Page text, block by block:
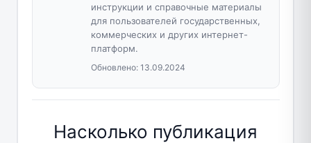
инструкции и справочные материалы
для пользователей государственных,
коммерческих и других интернет-
платформ.
Обновлено: 13.09.2024
Насколько публикация